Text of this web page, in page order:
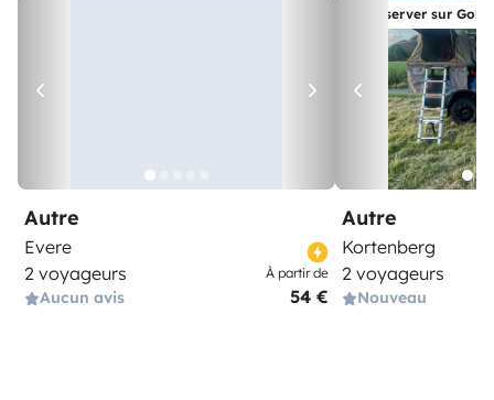
Autre
Evere
2 voyageurs
Aucun avis
À partir de
54 €
Réserver sur
Autre
Kortenberg
2 voyageurs
Nouveau